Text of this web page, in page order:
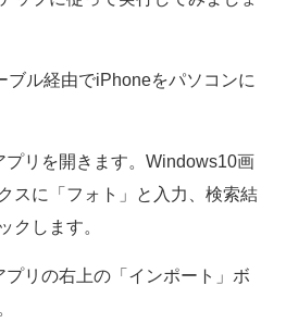
ブル経由でiPhoneをパソコンに
プリを開きます。Windows10画
スに「フォト」と入力、検索結
クします。
プリの右上の「インポート」ボ